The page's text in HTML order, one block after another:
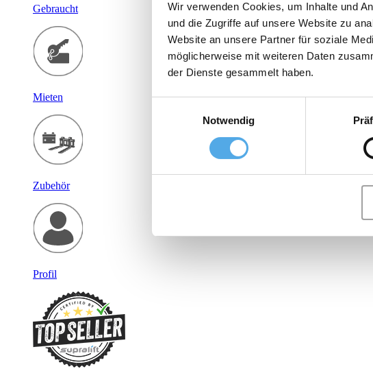
Wir verwenden Cookies, um Inhalte und
und die Zugriffe auf unsere Website zu
Website an unsere Partner für soziale
möglicherweise mit weiteren Daten
der Dienste gesammelt haben.
Notwendig
Gebraucht
Mieten
Zubehör
Profil